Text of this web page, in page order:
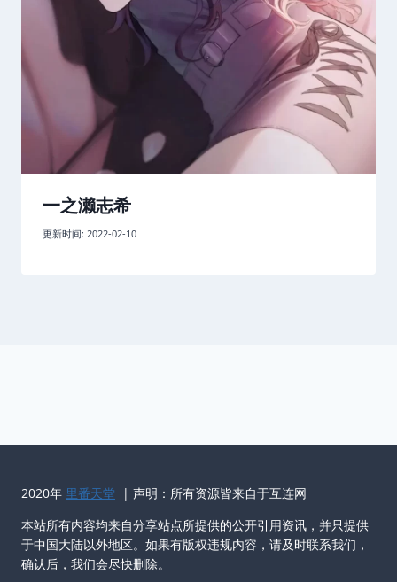
一之濑志希
更新时间: 2022-02-10
2020年 里番天堂 | 声明：所有资源皆来自于互连网
本站所有内容均来自分享站点所提供的公开引用资讯，并只提供
于中国大陆以外地区。如果有版权违规内容，请及时联系我们，
确认后，我们会尽快删除。